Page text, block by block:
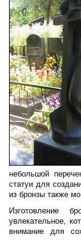
небольшой
статуи для
из бронзы также
Изготовление
увлекательное,
внимание для